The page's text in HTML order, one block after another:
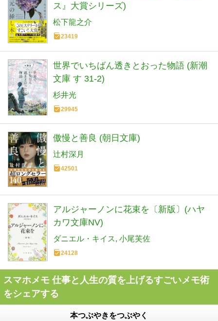
ス』大賞シリーズ)
松下龍之介
23419
世界でいちばん透きとおった物語 (新潮
文庫 す 31-2)
杉井光
29945
傲慢と善良 (朝日文庫)
辻村深月
42501
アルジャーノンに花束を〔新版〕(ハヤ
カワ文庫NV)
ダニエル・キイス 小尾芙佐
24128
スマホメモ 仕事と人生の質を上げるすごいメモ術
をシェアする
本つぶやきをつぶやく